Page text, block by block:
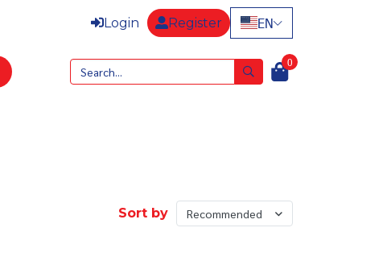
Login Register EN
0
Sort by Recommended